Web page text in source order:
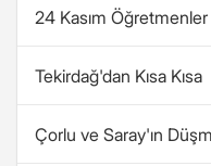
24 Kasım
Tekirdağ'dan Kısa Kısa
Çorlu ve Saray'ın